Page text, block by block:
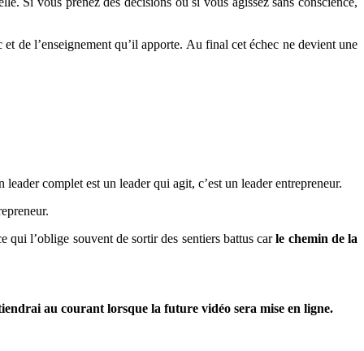
de l’enseignement qu’il apporte. Au final cet échec ne devient une
complet est un leader qui agit, c’est un leader entrepreneur.
qui l’oblige souvent de sortir des sentiers battus carle chemin de la
au courant lorsque la future vidéo sera mise en ligne.